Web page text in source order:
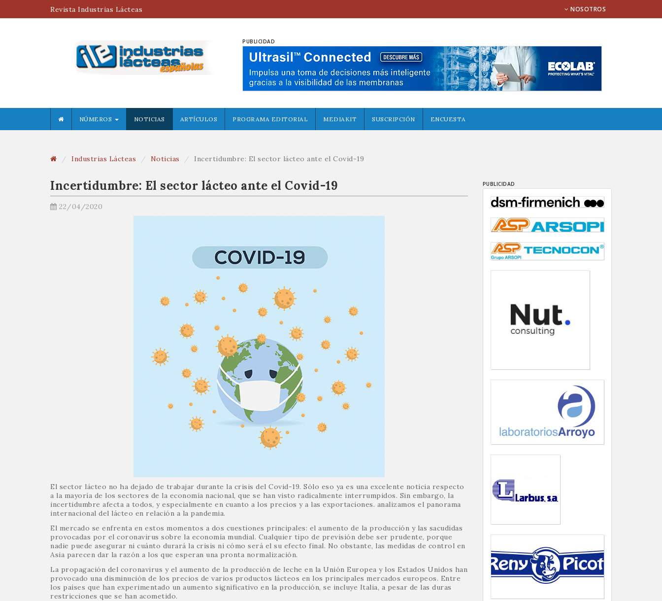
Revista Industrias Lácteas NOSOTROS
PUBLICIDAD
NÚMEROS NOTICIAS ARTÍCULOS PROGRAMA EDITORIAL MEDIAKIT SUSCRIPCIÓN ENCUESTA
Industrias Lácteas Noticias Incertidumbre: El sector lácteo ante el Covid-19
Incertidumbre: El sector lácteo ante el Covid-19
22/04/2020
El sector lácteo no ha dejado de trabajar durante la crisis del Covid-19. Sólo eso ya es una excelente noticia respecto
a la mayoría de los sectores de la economía nacional, que se han visto radicalmente interrumpidos. Sin embargo, la
incertidumbre afecta a todos, y especialmente en cuanto a los precios y a las exportaciones. analizamos el panorama
internacional del lácteo en relación a la pandemia.
El mercado se enfrenta en estos momentos a dos cuestiones principales: el aumento de la producción y las sacudidas
provocadas por el coronavirus sobre la economía mundial. Cualquier tipo de previsión debe ser prudente, porque
nadie puede asegurar ni cuánto durará la crisis ni cómo será el su efecto final. No obstante, las medidas de control en
Asia parecen dar la razón a los que esperan una pronta normalización.
La propagación del coronavirus y el aumento de la producción de leche en la Unión Europea y los Estados Unidos han
provocado una disminución de los precios de varios productos lácteos en los principales mercados europeos. Entre
los países que han experimentado un aumento significativo en la producción, se incluye Italia, a pesar de las duras
restricciones que se han acometido.
PUBLICIDAD